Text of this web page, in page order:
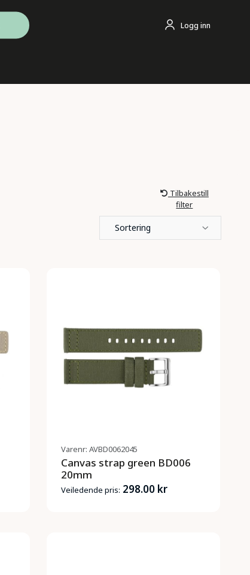
Logg inn
Tilbakestill
filter
Sortering
Varenr: AVBD0062045
Canvas strap green BD006
20mm
Veiledende pris: 298.00 kr